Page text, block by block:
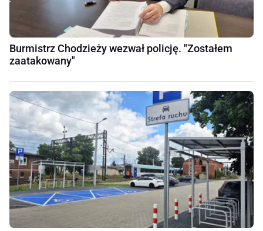
Burmistrz Chodzieży wezwał policję. "Zostałem
zaatakowany"